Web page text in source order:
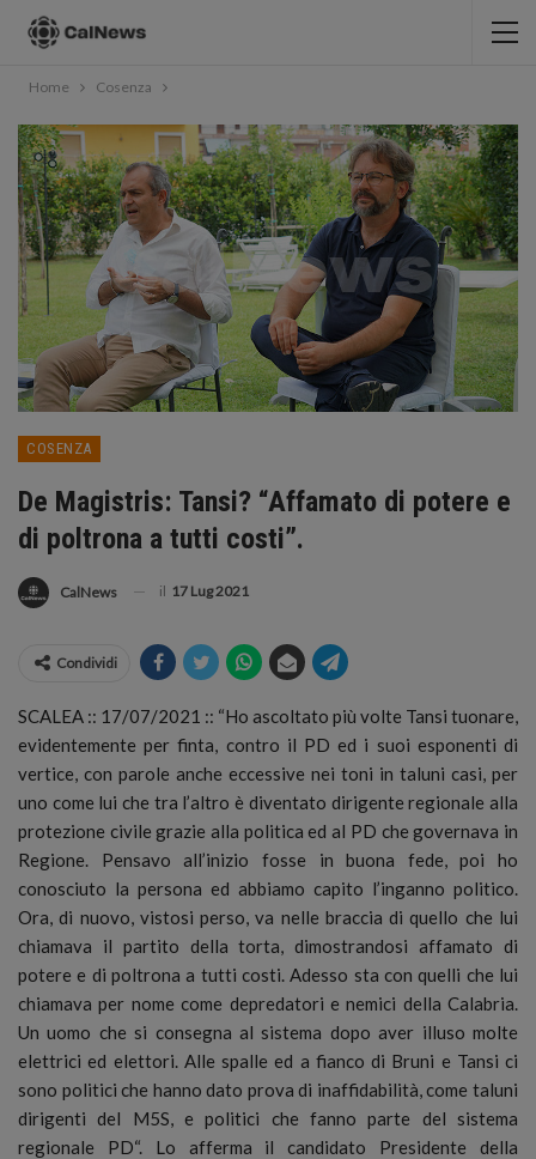
Home Cosenza
COSENZA
De Magistris: Tansi? “Affamato di potere e
di poltrona a tutti costi”.
CalNews il 17 Lug 2021
Condividi
SCALEA :: 17/07/2021 :: “Ho ascoltato più volte Tansi tuonare,
evidentemente per finta, contro il PD ed i suoi esponenti di
vertice, con parole anche eccessive nei toni in taluni casi, per
uno come lui che tra l’altro è diventato dirigente regionale alla
protezione civile grazie alla politica ed al PD che governava in
Regione. Pensavo all’inizio fosse in buona fede, poi ho
conosciuto la persona ed abbiamo capito l’inganno politico.
Ora, di nuovo, vistosi perso, va nelle braccia di quello che lui
chiamava il partito della torta, dimostrandosi affamato di
potere e di poltrona a tutti costi. Adesso sta con quelli che lui
chiamava per nome come depredatori e nemici della Calabria.
Un uomo che si consegna al sistema dopo aver illuso molte
elettrici ed elettori. Alle spalle ed a fianco di Bruni e Tansi ci
sono politici che hanno dato prova di inaffidabilità, come taluni
dirigenti del M5S, e politici che fanno parte del sistema
regionale PD“. Lo afferma il candidato Presidente della